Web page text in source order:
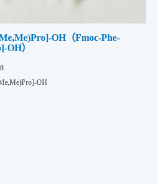
OH（Fmoc-Phe-
OH）
OH